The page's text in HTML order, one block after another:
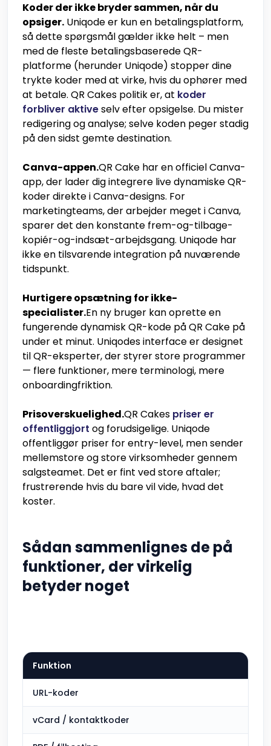
Koder der ikke bryder sammen, når du
opsiger. Uniqode er kun en betalingsplatform,
så dette spørgsmål gælder ikke helt – men
med de fleste betalingsbaserede QR-
platforme (herunder Uniqode) stopper dine
trykte koder med at virke, hvis du ophører med
at betale. QR Cakes politik er, at koder
forbliver aktiveselv efter opsigelse. Du mister
redigering og analyse; selve koden peger stadig
på den sidst gemte destination.
Canva-appen.QR Cake har en officiel Canva-
app, der lader dig integrere live dynamiske QR-
koder direkte i Canva-designs. For
marketingteams, der arbejder meget i Canva,
sparer det den konstante frem-og-tilbage-
kopiér-og-indsæt-arbejdsgang. Uniqode har
ikke en tilsvarende integration på nuværende
tidspunkt.
Hurtigere opsætning for ikke-
specialister.En ny bruger kan oprette en
fungerende dynamisk QR-kode på QR Cake på
under et minut. Uniqodes interface er designet
til QR-eksperter, der styrer store programmer
— flere funktioner, mere terminologi, mere
onboardingfriktion.
Prisoverskuelighed.QR Cakes priser er
offentliggjort og forudsigelige. Uniqode
offentliggør priser for entry-level, men sender
mellemstore og store virksomheder gennem
salgsteamet. Det er fint ved store aftaler;
frustrerende hvis du bare vil vide, hvad det
koster.
Sådan sammenlignes de på
funktioner, der virkelig
betyder noget
Funktion
URL-koder
vCard / kontaktkoder